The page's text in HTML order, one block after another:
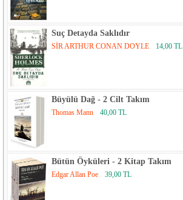
Suç Detayda Saklıdır
SİR ARTHUR CONAN DOYLE 14,00 TL
Büyülü Dağ - 2 Cilt Takım
Thomas Mann 40,00 TL
Bütün Öyküleri - 2 Kitap Takım
Edgar Allan Poe 39,00 TL